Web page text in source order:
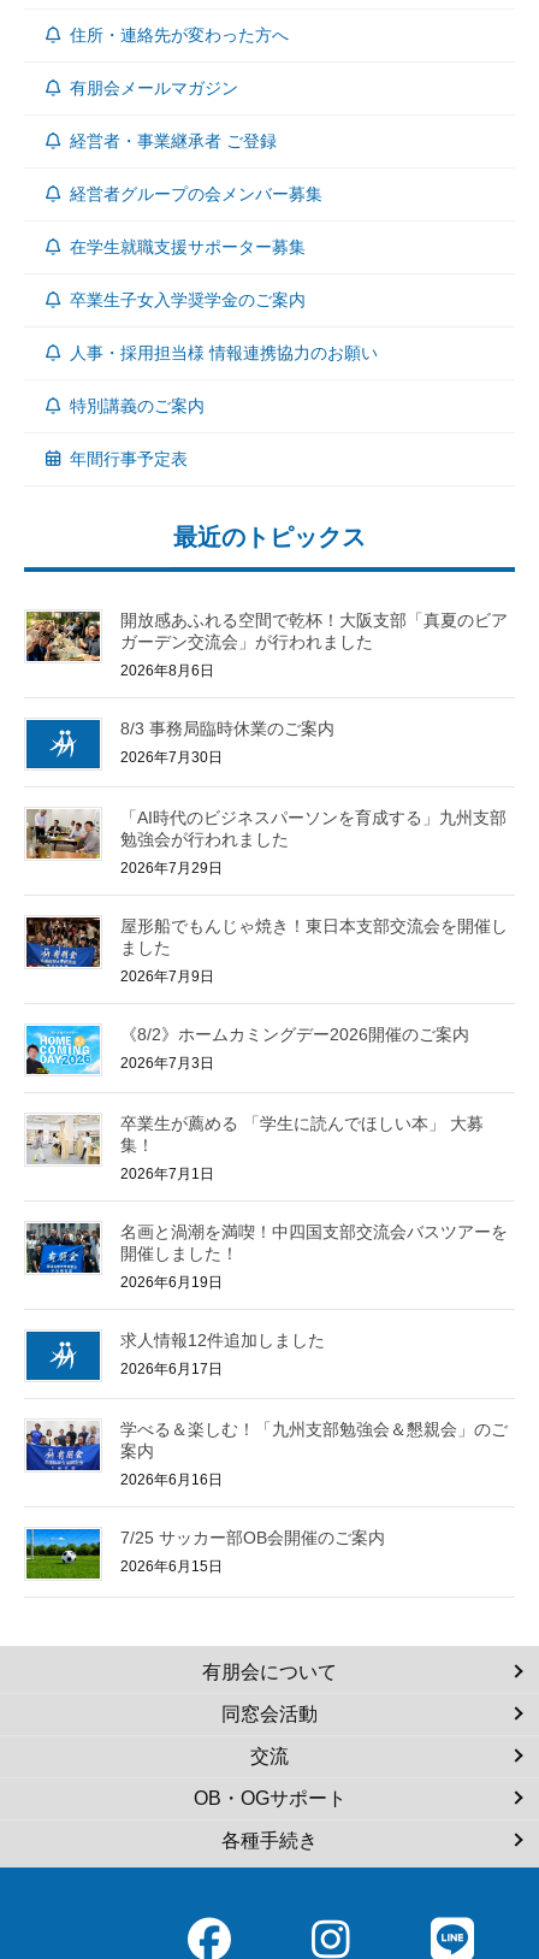
住所・連絡先が変わった方へ
有朋会メールマガジン
経営者・事業継承者 ご登録
経営者グループの会メンバー募集
在学生就職支援サポーター募集
卒業生子女入学奨学金のご案内
人事・採用担当様 情報連携協力のお願い
特別講義のご案内
年間行事予定表
最近のトピックス
開放感あふれる空間で乾杯！大阪支部「真夏のビア
ガーデン交流会」が行われました
2026年8月6日
8/3 事務局臨時休業のご案内
2026年7月30日
「AI時代のビジネスパーソンを育成する」九州支部
勉強会が行われました
2026年7月29日
屋形船でもんじゃ焼き！東日本支部交流会を開催し
ました
2026年7月9日
《8/2》ホームカミングデー2026開催のご案内
2026年7月3日
卒業生が薦める 「学生に読んでほしい本」 大募
集！
2026年7月1日
名画と渦潮を満喫！中四国支部交流会バスツアーを
開催しました！
2026年6月19日
求人情報12件追加しました
2026年6月17日
学べる＆楽しむ！「九州支部勉強会＆懇親会」のご
案内
2026年6月16日
7/25 サッカー部OB会開催のご案内
2026年6月15日
有朋会について
同窓会活動
交流
OB・OGサポート
各種手続き